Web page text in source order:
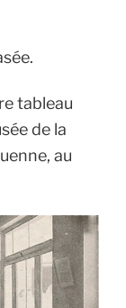
tableau
de la
au